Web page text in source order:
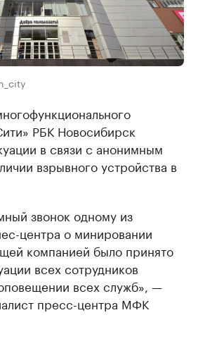
РБК Новосибирск
в связи с анонимным
взрывного устройства в
звонок одному из
центра о минировании
компанией было принято
всех сотрудников
всех служб», —
пресс-центра МФК